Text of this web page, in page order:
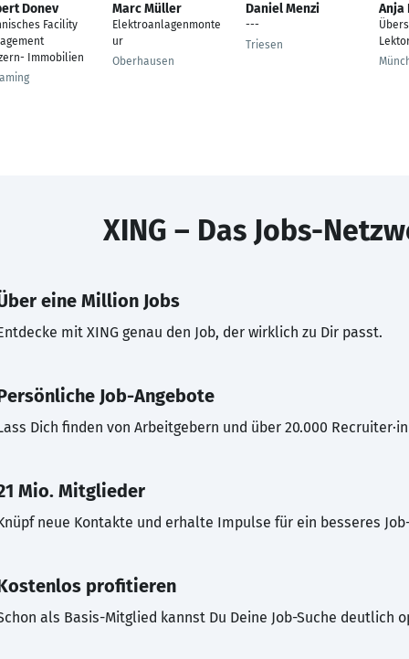
Donev
Facility
Immobilien
Marc Müller
Elektroanlagenmonte
ur
Oberhausen
Daniel Menzi
---
Triesen
Anja
XING – Das Jobs-
eine Million Jobs
mit XING genau den Job, der wirklich zu Dir passt.
Job-Angebote
Dich finden von Arbeitgebern und über 20.000
Mio. Mitglieder
neue Kontakte und erhalte Impulse für ein besseres
profitieren
als Basis-Mitglied kannst Du Deine Job-Suche deutlich